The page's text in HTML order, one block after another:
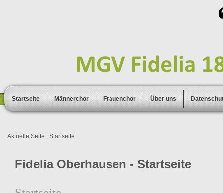
Startseite Männerchor Frauenchor Über uns
Aktuelle Seite: Startseite
Fidelia Oberhausen - Startseite